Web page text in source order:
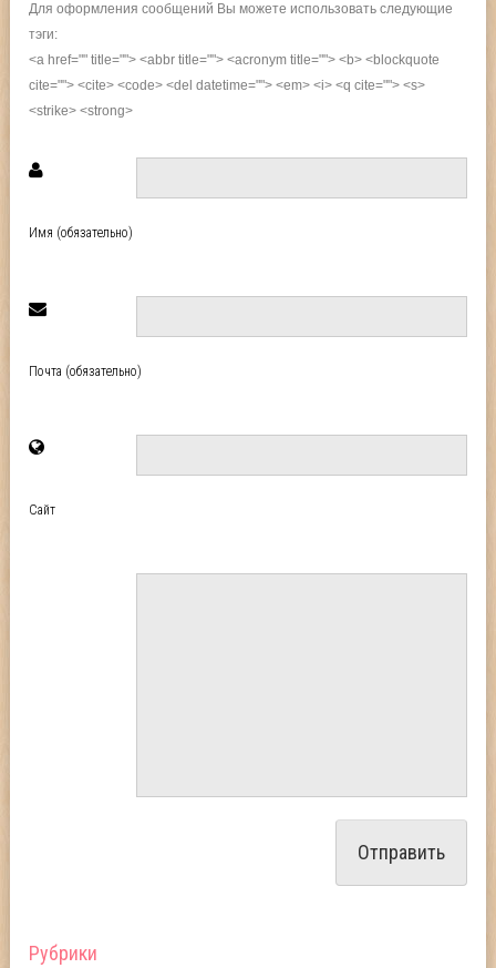
Для оформления сообщений Вы можете использовать следующие
тэги:
<a href="" title=""> <abbr title=""> <acronym title=""> <b> <blockquote
cite=""> <cite> <code> <del datetime=""> <em> <i> <q cite=""> <s>
<strike> <strong>
Имя (обязательно)
Почта (обязательно)
Сайт
Рубрики